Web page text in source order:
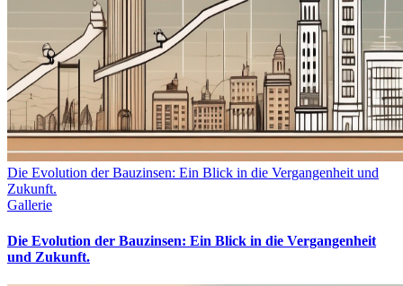
Die Evolution der Bauzinsen: Ein Blick in die Vergangenheit und
Zukunft.
Gallerie
Die Evolution der Bauzinsen: Ein Blick in die Vergangenheit
und Zukunft.